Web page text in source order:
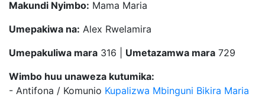
Makundi Nyimbo: Mama Maria
Umepakiwa na: Alex Rwelamira
Umepakuliwa mara 316 | Umetazamwa mara 729
Wimbo huu unaweza kutumika:
- Antifona / Komunio Kupalizwa Mbinguni Bikira Maria